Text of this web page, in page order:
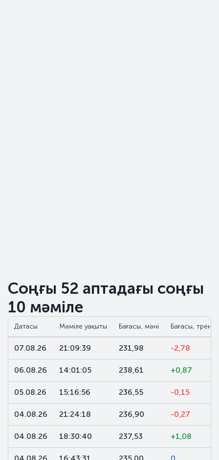
Соңғы 52 аптадағы соңғы
10 мәміле
Датасы Мәміле уақыты Бағасы, мәні Бағасы, тренд,
07.08.26 21:09:39 231,98 -2,78
06.08.26 14:01:05 238,61 +0,87
05.08.26 15:16:56 236,55 -0,15
04.08.26 21:24:18 236,90 -0,27
04.08.26 18:30:40 237,53 +1,08